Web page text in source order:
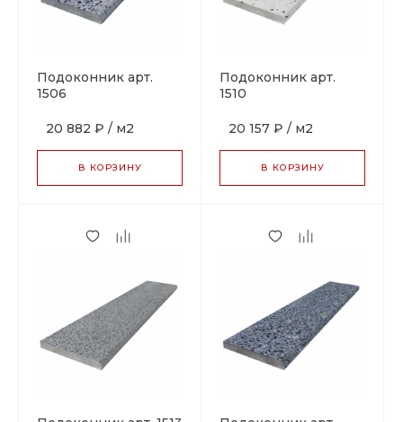
Подоконник арт.
1506
20 882 ₽ / м2
В КОРЗИНУ
Подоконник арт.
1510
20 157 ₽ / м2
В КОРЗИНУ